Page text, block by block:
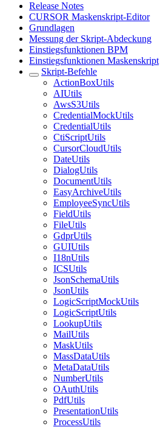
Release Notes
CURSOR Maskenskript-Editor
Grundlagen
Messung der Skript-Abdeckung
Einstiegsfunktionen BPM
Einstiegsfunktionen Maskenskript
Skript-Befehle
ActionBoxUtils
AIUtils
AwsS3Utils
CredentialMockUtils
CredentialUtils
CtiScriptUtils
CursorCloudUtils
DateUtils
DialogUtils
DocumentUtils
EasyArchiveUtils
EmployeeSyncUtils
FieldUtils
FileUtils
GdprUtils
GUIUtils
I18nUtils
ICSUtils
JsonSchemaUtils
JsonUtils
LogicScriptMockUtils
LogicScriptUtils
LookupUtils
MailUtils
MaskUtils
MassDataUtils
MetaDataUtils
NumberUtils
OAuthUtils
PdfUtils
PresentationUtils
ProcessUtils